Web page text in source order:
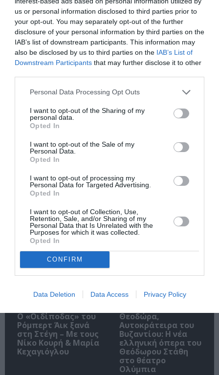
us or personal information disclosed to third parties prior to
your opt-out. You may separately opt-out of the further
disclosure of your personal information by third parties on the
IAB’s list of downstream participants. This information may
also be disclosed by us to third parties on the IAB’s List of
Downstream Participants that may further disclose it to other
Personal Data Processing Opt Outs
I want to opt-out of the Sharing of my
personal data.
Opted In
I want to opt-out of the Sale of my
Personal Data.
Opted In
I want to opt-out of processing my
Personal Data for Targeted Advertising.
Opted In
I want to opt-out of Collection, Use,
Retention, Sale, and/or Sharing of my
Personal Data that Is Unrelated with the
Purposes for which it was collected.
Opted In
CONFIRM
Data Deletion Data Access Privacy Policy
Εθνική Λυρική
Σκηνή: Ανακοίνωση
ακρόασης για την
κάλυψη θέσης
μουσικού στα
Βιολοντσέλα
Αρχαιολογικό
Μουσείο
Θεσσαλονίκης: Στο
φως της
Αυγουστιάτικης
Πανσελήνου
σημαντικός
εκπρόσωπος της
μουσικής μας
σε ηλικία 82 ετών
απαγορεύει την
είσοδο σε δύο μέλη
Δημοφιλή Άρθρα
O «Οιδίποδας» του
Ρόμπερτ Άικ ξανά
στη Στέγη – Με τους
Νίκο Κουρή & Μαρία
Κεχαγιόγλου
Θεοδώρα,
Αυτοκράτειρα του
Βυζαντίου: Η νέα
ελληνική όπερα του
Θεόδωρου Στάθη
στο θέατρο
Ολύμπια